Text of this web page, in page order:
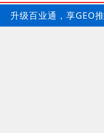
百业通-GEO推广
升级百业通，享GEO